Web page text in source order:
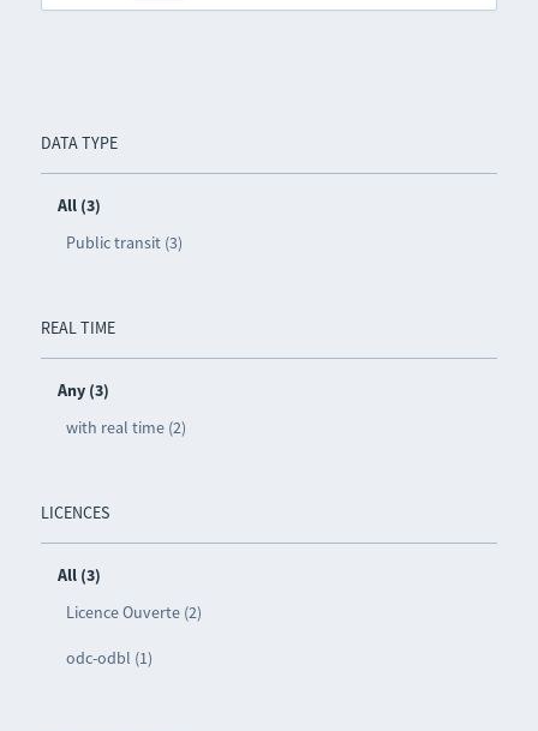
DATA TYPE
All (3)
Public transit (3)
REAL TIME
Any (3)
with real time (2)
LICENCES
All (3)
Licence Ouverte (2)
odc-odbl (1)